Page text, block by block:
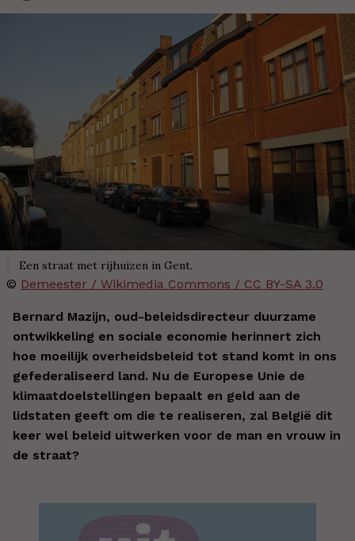
Een straat met rijhuizen in Gent.
© Demeester / Wikimedia Commons / CC BY-SA 3.0
Bernard Mazijn, oud-beleidsdirecteur duurzame
ontwikkeling en sociale economie herinnert zich
hoe moeilijk overheidsbeleid tot stand komt in ons
gefederaliseerd land. Nu de Europese Unie de
klimaatdoelstellingen bepaalt en geld aan de
lidstaten geeft om die te realiseren, zal België dit
keer wel beleid uitwerken voor de man en vrouw in
de straat?